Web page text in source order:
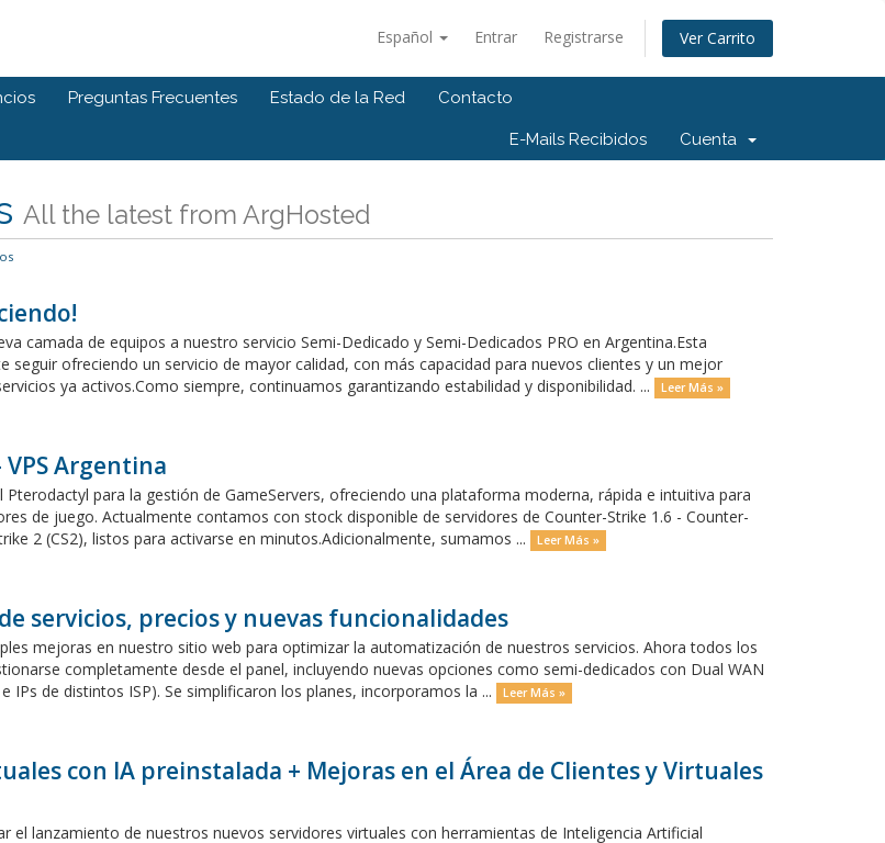
Español Entrar Registrarse Ver Carrito
Preguntas Frecuentes Estado de la Red Contacto
E-Mails Recibidos Cuenta
All the latest from ArgHosted
camada de equipos a nuestro servicio Semi-Dedicado y Semi-Dedicados PRO en Argentina.Esta
seguir ofreciendo un servicio de mayor calidad, con más capacidad para nuevos clientes y un mejor
ya activos.Como siempre, continuamos garantizando estabilidad y disponibilidad. ...
Leer Más »
VPS Argentina
Pterodactyl para la gestión de GameServers, ofreciendo una plataforma moderna, rápida e intuitiva para
de juego. Actualmente contamos con stock disponible de servidores de Counter-Strike 1.6 - Counter-
2 (CS2), listos para activarse en minutos.Adicionalmente, sumamos ...
Leer Más »
servicios, precios y nuevas funcionalidades
mejoras en nuestro sitio web para optimizar la automatización de nuestros servicios. Ahora todos los
completamente desde el panel, incluyendo nuevas opciones como semi-dedicados con Dual WAN
IPs de distintos ISP). Se simplificaron los planes, incorporamos la ...
Leer Más »
con IA preinstalada + Mejoras en el Área de Clientes y Virtuales
el lanzamiento de nuestros nuevos servidores virtuales con herramientas de Inteligencia Artificial